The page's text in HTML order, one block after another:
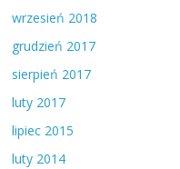
wrzesień 2018
grudzień 2017
sierpień 2017
luty 2017
lipiec 2015
luty 2014